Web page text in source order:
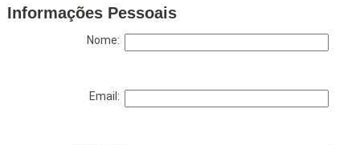
Informações Pessoais
Nome:
Email: